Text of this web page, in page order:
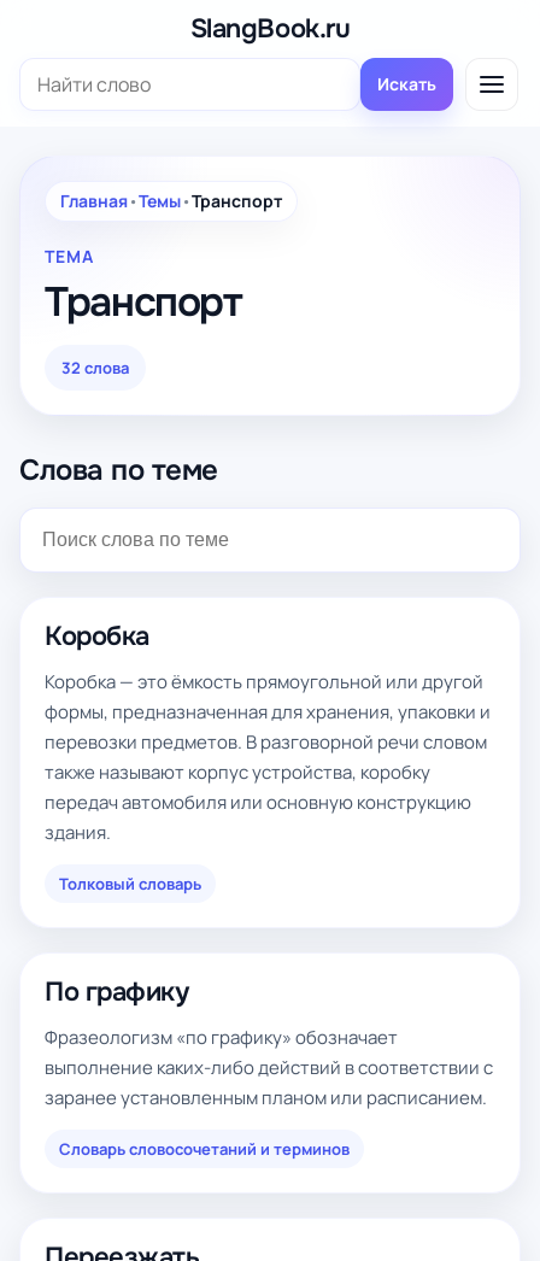
содержимому
SlangBook.ru
Поиск: Искать
Главная•Темы•Транспорт
ТЕМА
Транспорт
32 слова
Слова по теме
Коробка
Коробка — это ёмкость прямоугольной или другой
формы, предназначенная для хранения, упаковки и
перевозки предметов. В разговорной речи словом
также называют корпус устройства, коробку
передач автомобиля или основную конструкцию
здания.
Толковый словарь
По графику
Фразеологизм «по графику» обозначает
выполнение каких-либо действий в соответствии с
заранее установленным планом или расписанием.
Словарь словосочетаний и терминов